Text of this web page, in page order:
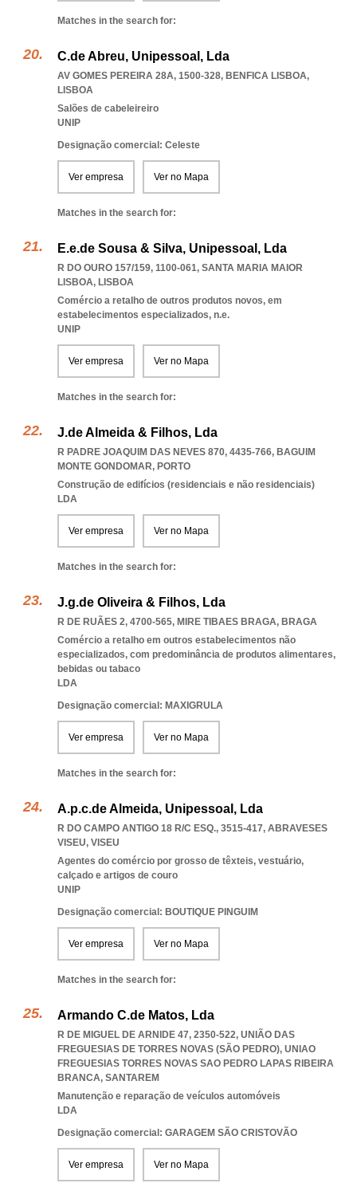
Matches in the search for:
C.de Abreu, Unipessoal, Lda
AV GOMES PEREIRA 28A, 1500-328, BENFICA LISBOA,
LISBOA
Salões de cabeleireiro
UNIP
Designação comercial: Celeste
Ver empresa Ver no Mapa
Matches in the search for:
E.e.de Sousa & Silva, Unipessoal, Lda
R DO OURO 157/159, 1100-061, SANTA MARIA MAIOR
LISBOA, LISBOA
Comércio a retalho de outros produtos novos, em
estabelecimentos especializados, n.e.
UNIP
Ver empresa Ver no Mapa
Matches in the search for:
J.de Almeida & Filhos, Lda
R PADRE JOAQUIM DAS NEVES 870, 4435-766, BAGUIM
MONTE GONDOMAR, PORTO
Construção de edifícios (residenciais e não residenciais)
LDA
Ver empresa Ver no Mapa
Matches in the search for:
J.g.de Oliveira & Filhos, Lda
R DE RUÃES 2, 4700-565, MIRE TIBAES BRAGA, BRAGA
Comércio a retalho em outros estabelecimentos não
especializados, com predominância de produtos alimentares,
bebidas ou tabaco
LDA
Designação comercial: MAXIGRULA
Ver empresa Ver no Mapa
Matches in the search for:
A.p.c.de Almeida, Unipessoal, Lda
R DO CAMPO ANTIGO 18 R/C ESQ., 3515-417, ABRAVESES
VISEU, VISEU
Agentes do comércio por grosso de têxteis, vestuário,
calçado e artigos de couro
UNIP
Designação comercial: BOUTIQUE PINGUIM
Ver empresa Ver no Mapa
Matches in the search for:
Armando C.de Matos, Lda
R DE MIGUEL DE ARNIDE 47, 2350-522, UNIÃO DAS
FREGUESIAS DE TORRES NOVAS (SÃO PEDRO), UNIAO
FREGUESIAS TORRES NOVAS SAO PEDRO LAPAS RIBEIRA
BRANCA, SANTAREM
Manutenção e reparação de veículos automóveis
LDA
Designação comercial: GARAGEM SÃO CRISTOVÃO
Ver empresa Ver no Mapa